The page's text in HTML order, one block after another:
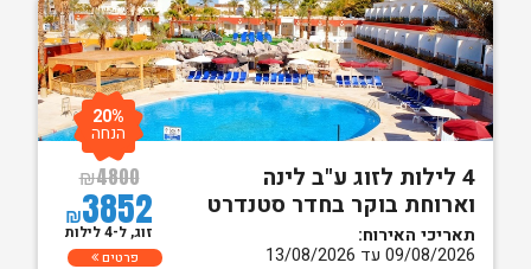
4 לילות לזוג ע"ב לינה
וארוחת בוקר בחדר סטנדרט
תאריכי האירוח:
09/08/2026 עד 13/08/2026
₪4800
₪3852
20%
הנחה
זוג, ל-4 לילות
פרטים